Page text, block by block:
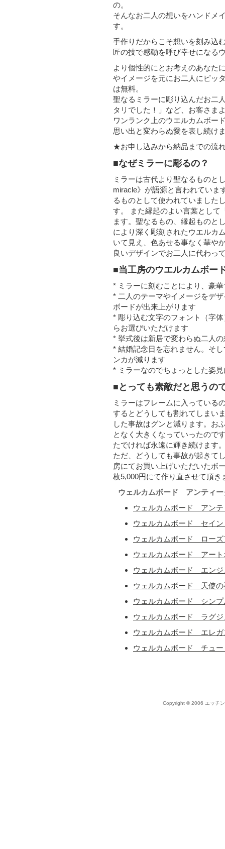
の。
そんなお二人の想いをハンドメ
す。
手作りだからこそ想いを刻み込
匠の技で感動を呼び幸せになる
より個性的にとお考えのあなた
やイメージを元にお二人にピッ
は無料。
聖なるミラーに彫り込んだお二
タリでした！」など、お客さま
ワンランク上のウエルカムボー
思い出と変わらぬ愛を表し続け
★お申し込みから納品までの流
■なぜミラーに彫るの？
ミラーは古代より聖なるものと
miracle》が語源と言われていま
るものとして使われていました
す。 また縁起のよい言葉として
ます。聖なるもの、縁起ものと
により深く彫刻されたウエルカ
いて見え、色あせる事なく華や
良いデザインでお二人に代わっ
■当工房のウエルカムボー
* ミラーに刻むことにより、豪
* 二人のテーマやイメージをデ
ボードが出来上がります
* 彫り込む文字のフォント（字
らお選びいただけます
* 挙式後は新居で変わらぬ二人
* 結婚記念日を忘れません。そ
ンカが減ります
* ミラーなのでちょっとした姿
■とっても素敵だと思うの
ミラーはフレームに入っている
するとどうしても割れてしまい
した事故はグンと減ります。お
となく大きくなっていったので
たでければ永遠に輝き続けます
ただ、どうしても事故が起きて
房にてお買い上げいただいたボ
枚5,000円にて作り直させて頂き
ウェルカムボード アンティー
ウェルカムボード アンテ
ウェルカムボード セイン
ウェルカムボード ローズ
ウェルカムボード アート
ウェルカムボード エンジ
ウェルカムボード 天使の
ウェルカムボード シンプ
ウェルカムボード ラグジ
ウェルカムボード エレガ
ウェルカムボード チュー
Copyright © 2006 エッチ